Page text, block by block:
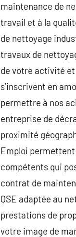
maintenance de
travail et à la
de nettoyage
travaux de
de votre activité
s’inscrivent en
permettre à nos
entreprise de
proximité
Emploi permettent
compétents qui
contrat de
QSE adaptée au
prestations de
votre image de